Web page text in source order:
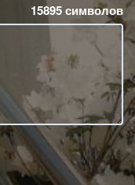
15895символов